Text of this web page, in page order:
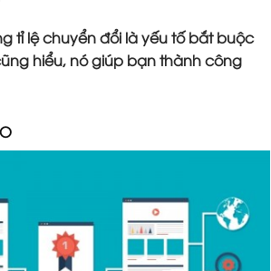
tỉ lệ chuyển đổi là yếu tố bắt buộc
hiểu, nó giúp bạn thành công